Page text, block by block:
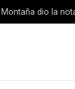
Montaña dio la